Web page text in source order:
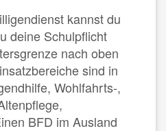
kannst du
deine Schulpflicht
nach oben
sind in
Wohlfahrts-,
BFD im Ausland